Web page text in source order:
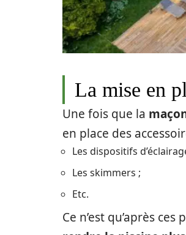
La mise en
Une fois que la
en place des
Les dispositifs
Les skimmers ;
Etc.
Ce n’est qu’après